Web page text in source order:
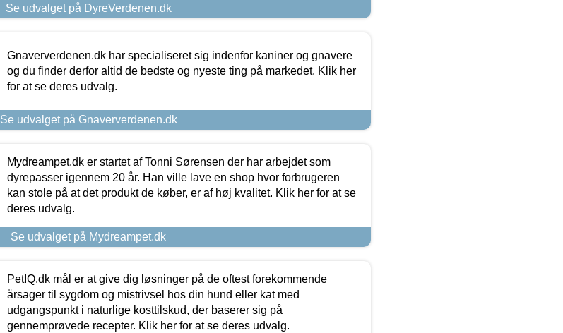
Se udvalget på DyreVerdenen.dk
Gnaververdenen.dk har specialiseret sig indenfor kaniner og gnavere
og du finder derfor altid de bedste og nyeste ting på markedet. Klik her
for at se deres udvalg.
Se udvalget på Gnaververdenen.dk
Mydreampet.dk er startet af Tonni Sørensen der har arbejdet som
dyrepasser igennem 20 år. Han ville lave en shop hvor forbrugeren
kan stole på at det produkt de køber, er af høj kvalitet. Klik her for at se
deres udvalg.
Se udvalget på Mydreampet.dk
PetIQ.dk mål er at give dig løsninger på de oftest forekommende
årsager til sygdom og mistrivsel hos din hund eller kat med
udgangspunkt i naturlige kosttilskud, der baserer sig på
gennemprøvede recepter. Klik her for at se deres udvalg.